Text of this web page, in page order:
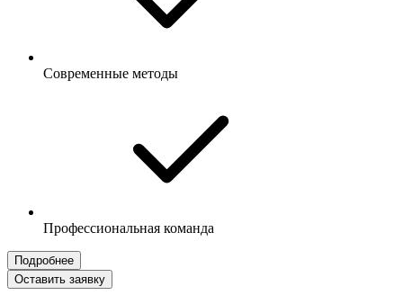
Современные методы
Профессиональная команда
Подробнее
Оставить заявку